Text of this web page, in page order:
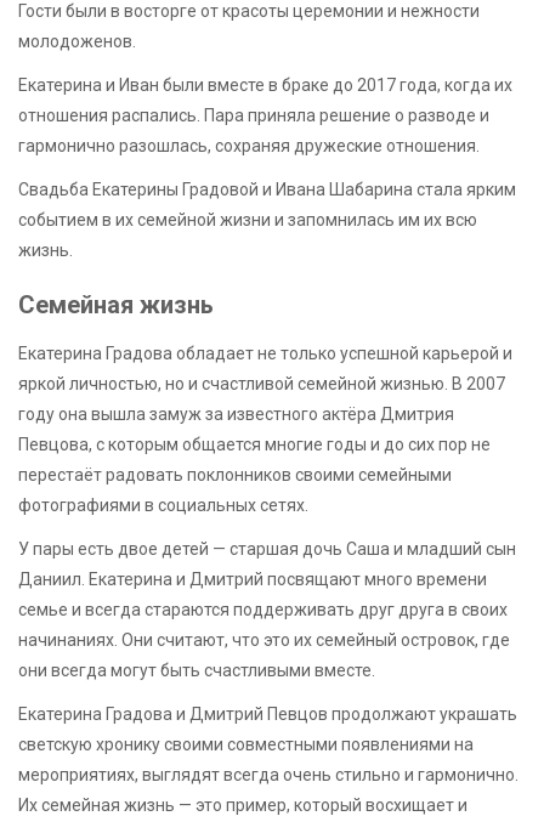
Гости были в восторге от красоты церемонии и нежности
молодоженов.
Екатерина и Иван были вместе в браке до 2017 года, когда их
отношения распались. Пара приняла решение о разводе и
гармонично разошлась, сохраняя дружеские отношения.
Свадьба Екатерины Градовой и Ивана Шабарина стала ярким
событием в их семейной жизни и запомнилась им их всю
жизнь.
Семейная жизнь
Екатерина Градова обладает не только успешной карьерой и
яркой личностью, но и счастливой семейной жизнью. В 2007
году она вышла замуж за известного актёра Дмитрия
Певцова, с которым общается многие годы и до сих пор не
перестаёт радовать поклонников своими семейными
фотографиями в социальных сетях.
У пары есть двое детей — старшая дочь Саша и младший сын
Даниил. Екатерина и Дмитрий посвящают много времени
семье и всегда стараются поддерживать друг друга в своих
начинаниях. Они считают, что это их семейный островок, где
они всегда могут быть счастливыми вместе.
Екатерина Градова и Дмитрий Певцов продолжают украшать
светскую хронику своими совместными появлениями на
мероприятиях, выглядят всегда очень стильно и гармонично.
Их семейная жизнь — это пример, который восхищает и